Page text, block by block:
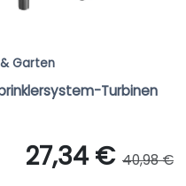
Garten
Turbinen
27,34 € 40,98 €